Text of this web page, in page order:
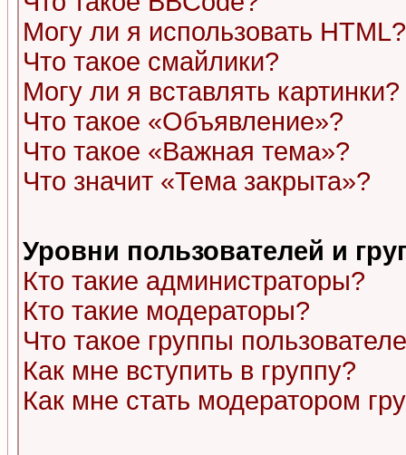
Могу ли я использовать HTML?
Что такое смайлики?
Могу ли я вставлять картинки?
Что такое «Объявление»?
Что такое «Важная тема»?
Что значит «Тема закрыта»?
Уровни пользователей и
Кто такие администраторы?
Кто такие модераторы?
Что такое группы
Как мне вступить в группу?
Как мне стать модератором